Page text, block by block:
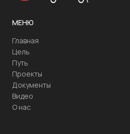
МЕНЮ
Главная
Цель
Путь
Проекты
Документы
Видео
О нас